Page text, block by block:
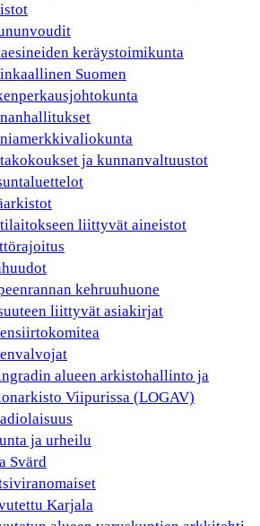
keräystoimikunta
Suomen
ja kunnanvaltuustot
liittyvät aineistot
kehruuhuone
liittyvät asiakirjat
alueen arkistohallinto ja
Viipurissa (LOGAV)
ja urheilu
Svärd
Karjala